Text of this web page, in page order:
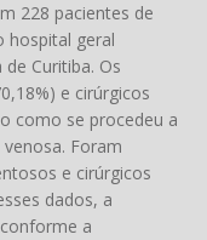
228 pacientes de
hospital geral
Curitiba. Os
e cirúrgicos
como se procedeu a
Foram
e cirúrgicos
dados, a
a